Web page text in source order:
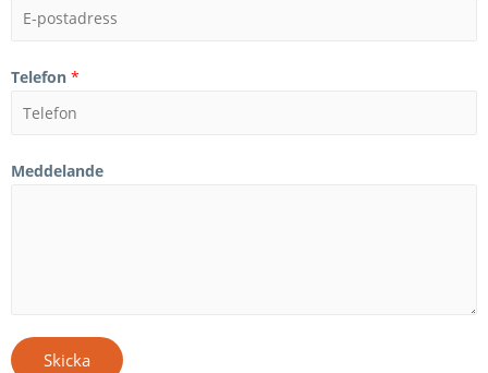
Telefon *
Meddelande
Skicka